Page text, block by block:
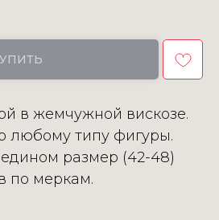
в жемчужной вискозе.
любому типу фигуры.
размер (42-48)
по меркам.